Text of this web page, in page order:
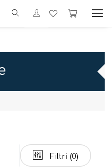
Filtri (0)